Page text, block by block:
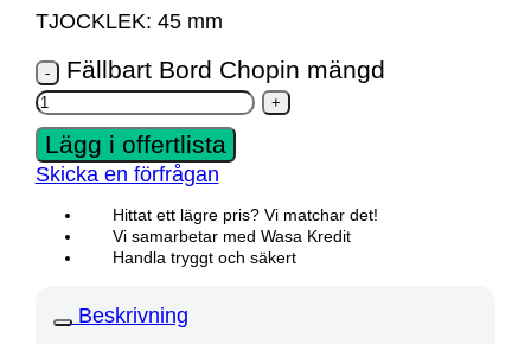
TJOCKLEK: 45 mm
Fällbart Bord Chopin mängd
Lägg i offertlista
Skicka en förfrågan
Hittat ett lägre pris? Vi matchar det!
Vi samarbetar med Wasa Kredit
Handla tryggt och säkert
Beskrivning